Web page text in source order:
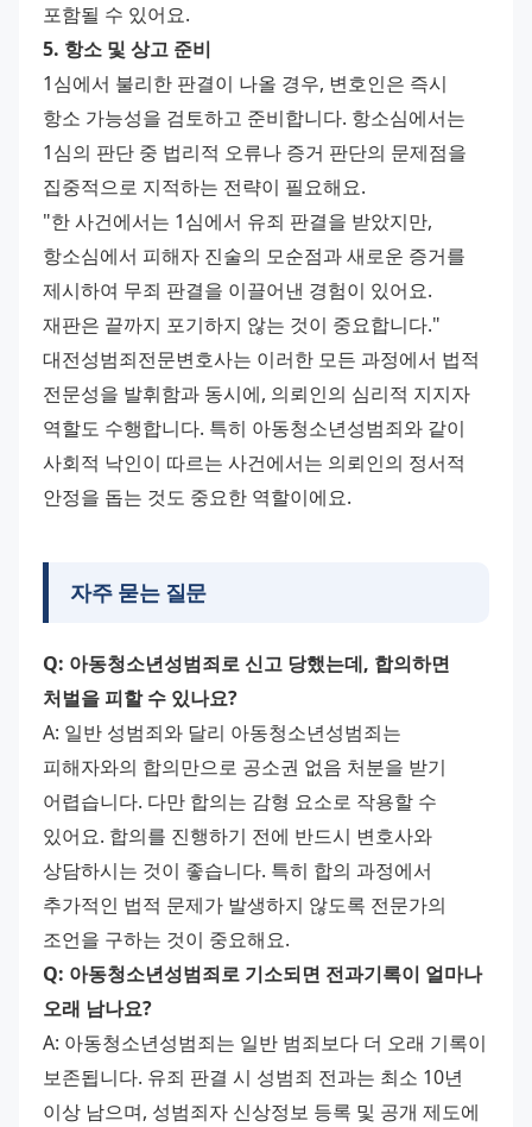
포함될 수 있어요.
5. 항소 및 상고 준비
1심에서 불리한 판결이 나올 경우, 변호인은 즉시
항소 가능성을 검토하고 준비합니다. 항소심에서는
1심의 판단 중 법리적 오류나 증거 판단의 문제점을
집중적으로 지적하는 전략이 필요해요.
"한 사건에서는 1심에서 유죄 판결을 받았지만,
항소심에서 피해자 진술의 모순점과 새로운 증거를
제시하여 무죄 판결을 이끌어낸 경험이 있어요.
재판은 끝까지 포기하지 않는 것이 중요합니다."
대전성범죄전문변호사는 이러한 모든 과정에서 법적
전문성을 발휘함과 동시에, 의뢰인의 심리적 지지자
역할도 수행합니다. 특히 아동청소년성범죄와 같이
사회적 낙인이 따르는 사건에서는 의뢰인의 정서적
안정을 돕는 것도 중요한 역할이에요.
자주 묻는 질문
Q: 아동청소년성범죄로 신고 당했는데, 합의하면
처벌을 피할 수 있나요?
A: 일반 성범죄와 달리 아동청소년성범죄는
피해자와의 합의만으로 공소권 없음 처분을 받기
어렵습니다. 다만 합의는 감형 요소로 작용할 수
있어요. 합의를 진행하기 전에 반드시 변호사와
상담하시는 것이 좋습니다. 특히 합의 과정에서
추가적인 법적 문제가 발생하지 않도록 전문가의
조언을 구하는 것이 중요해요.
Q: 아동청소년성범죄로 기소되면 전과기록이 얼마나
오래 남나요?
A: 아동청소년성범죄는 일반 범죄보다 더 오래 기록이
보존됩니다. 유죄 판결 시 성범죄 전과는 최소 10년
이상 남으며, 성범죄자 신상정보 등록 및 공개 제도에